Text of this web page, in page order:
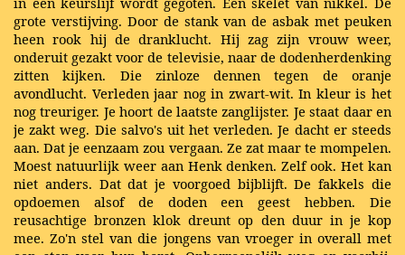
grote verstijving. Door de stank van de asbak met peuken
heen rook hij de dranklucht. Hij zag zijn vrouw weer,
onderuit gezakt voor de televisie, naar de dodenherdenking
zitten kijken. Die zinloze dennen tegen de oranje
avondlucht. Verleden jaar nog in zwart-wit. In kleur is het
nog treuriger. Je hoort de laatste zanglijster. Je staat daar en
je zakt weg. Die salvo's uit het verleden. Je dacht er steeds
aan. Dat je eenzaam zou vergaan. Ze zat maar te mompelen.
Moest natuurlijk weer aan Henk denken. Zelf ook. Het kan
niet anders. Dat dat je voorgoed bijblijft. De fakkels die
opdoemen alsof de doden een geest hebben. Die
reusachtige bronzen klok dreunt op den duur in je kop
mee. Zo'n stel van die jongens van vroeger in overall met